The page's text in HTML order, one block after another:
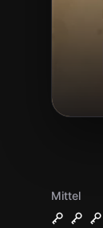
Mittel